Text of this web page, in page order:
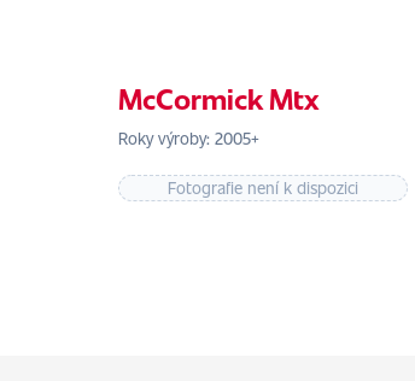
McCormick Mtx
Roky výroby: 2005+
Fotografie není k dispozici